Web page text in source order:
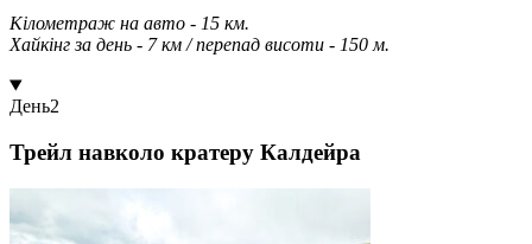
Кілометраж на авто - 15 км.
Хайкінг за день - 7 км / перепад висоти - 150 м.
День2
Трейл навколо кратеру Калдейра